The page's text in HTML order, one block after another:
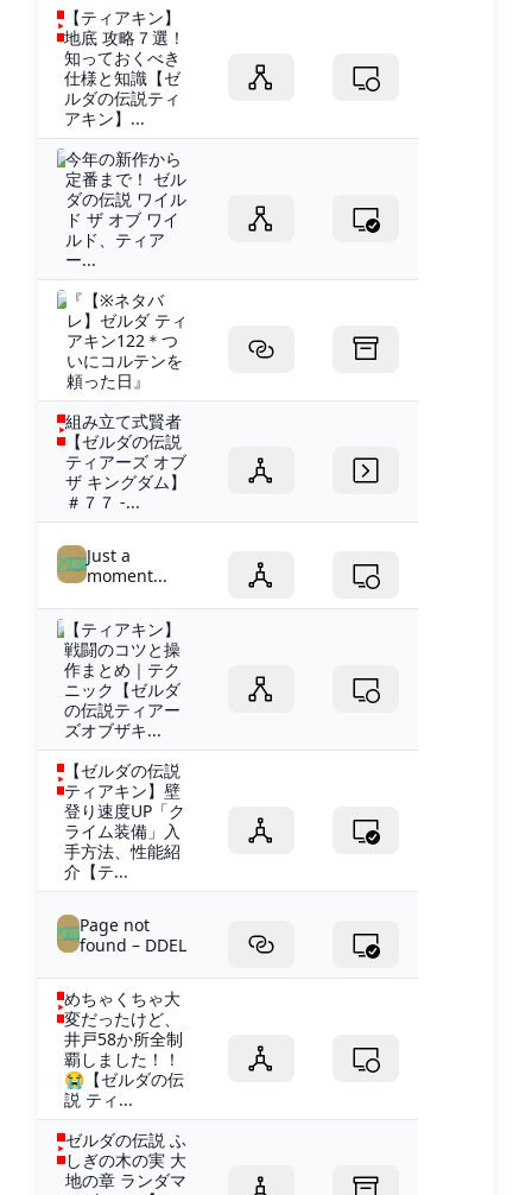
【ティアキン】
地底 攻略７選！
知っておくべき
仕様と知識【ゼ
ルダの伝説ティ
アキン】...
今年の新作から
定番まで！ ゼル
ダの伝説 ワイル
ド ザ オブ ワイ
ルド、ティア
ー...
『【※ネタバ
レ】ゼルダ ティ
アキン122＊つ
いにコルテンを
頼った日』
組み立て式賢者
【ゼルダの伝説
ティアーズ オブ
ザ キングダム】
＃７７ -...
Just a
moment...
【ティアキン】
戦闘のコツと操
作まとめ｜テク
ニック【ゼルダ
の伝説ティアー
ズオブザキ...
【ゼルダの伝説
ティアキン】壁
登り速度UP「ク
ライム装備」入
手方法、性能紹
介【テ...
Page not
found – DDEL
めちゃくちゃ大
変だったけど、
井戸58か所全制
覇しました！！
😭【ゼルダの伝
説 ティ...
ゼルダの伝説 ふ
しぎの木の実 大
地の章 ランダマ